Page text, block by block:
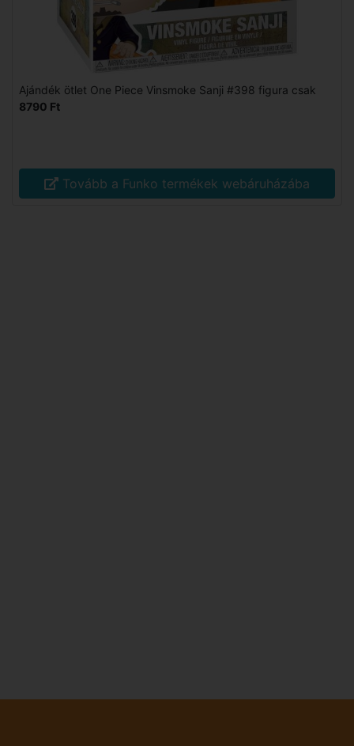
Ajándék ötlet One Piece Vinsmoke Sanji #398 figura csak
8790 Ft
Tovább a Funko termékek webáruházába